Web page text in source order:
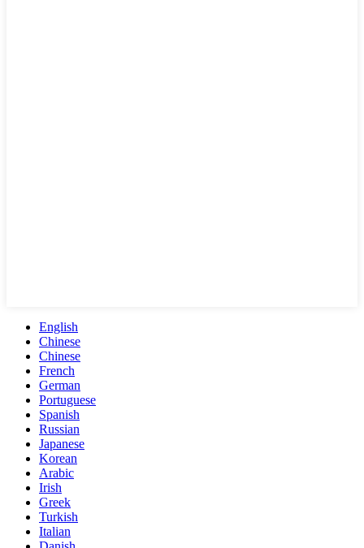
English
Chinese
Chinese
French
German
Portuguese
Spanish
Russian
Japanese
Korean
Arabic
Irish
Greek
Turkish
Italian